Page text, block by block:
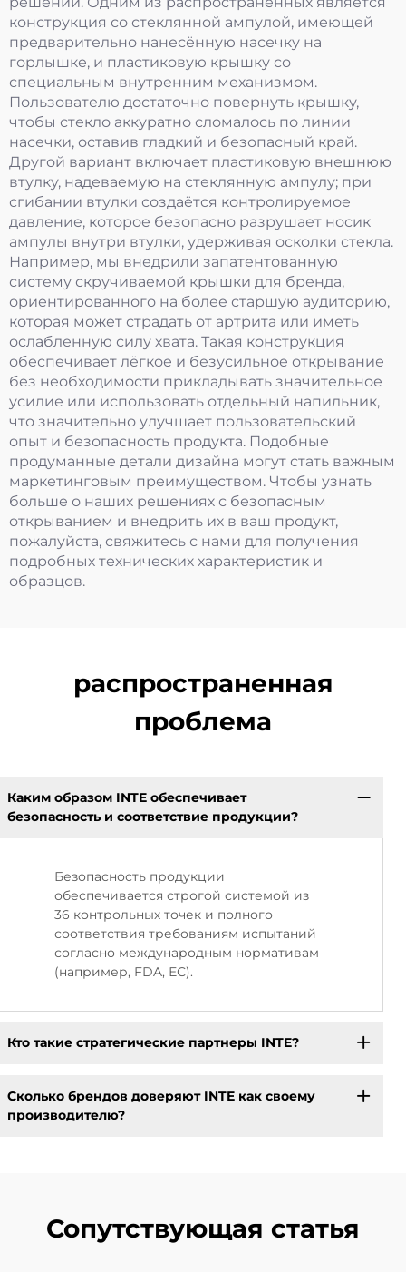
конструкция со стеклянной ампулой, имеющей
предварительно нанесённую насечку на
горлышке, и пластиковую крышку со
специальным внутренним механизмом.
Пользователю достаточно повернуть крышку,
чтобы стекло аккуратно сломалось по линии
насечки, оставив гладкий и безопасный край.
Другой вариант включает пластиковую внешнюю
втулку, надеваемую на стеклянную ампулу; при
сгибании втулки создаётся контролируемое
давление, которое безопасно разрушает носик
ампулы внутри втулки, удерживая осколки стекла.
Например, мы внедрили запатентованную
систему скручиваемой крышки для бренда,
ориентированного на более старшую аудиторию,
которая может страдать от артрита или иметь
ослабленную силу хвата. Такая конструкция
обеспечивает лёгкое и безусильное открывание
без необходимости прикладывать значительное
усилие или использовать отдельный напильник,
что значительно улучшает пользовательский
опыт и безопасность продукта. Подобные
продуманные детали дизайна могут стать важным
маркетинговым преимуществом. Чтобы узнать
больше о наших решениях с безопасным
открыванием и внедрить их в ваш продукт,
пожалуйста, свяжитесь с нами для получения
подробных технических характеристик и
образцов.
распространенная
проблема
Каким образом INTE обеспечивает
безопасность и соответствие продукции?
Безопасность продукции
обеспечивается строгой системой из
36 контрольных точек и полного
соответствия требованиям испытаний
согласно международным нормативам
(например, FDA, ЕС).
Кто такие стратегические партнеры INTE?
Сколько брендов доверяют INTE как своему
производителю?
Сопутствующая статья